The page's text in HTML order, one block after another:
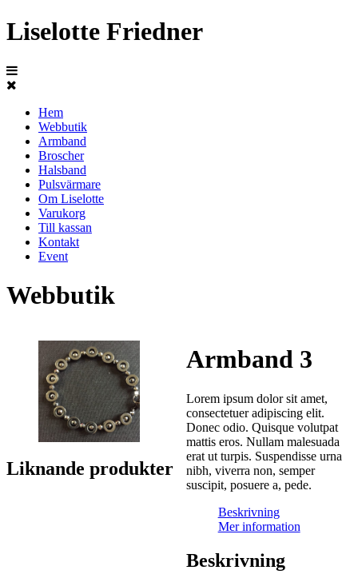
Liselotte Friedner
Hem
Webbutik
Armband
Broscher
Halsband
Pulsvärmare
Om Liselotte
Varukorg
Till kassan
Kontakt
Event
Webbutik
Armband 3
Lorem ipsum dolor sit amet,
consectetuer adipiscing elit.
Donec odio. Quisque volutpat
mattis eros. Nullam malesuada
erat ut turpis. Suspendisse urna
nibh, viverra non, semper
suscipit, posuere a, pede.
Beskrivning
Mer information
Beskrivning
Liknande produkter